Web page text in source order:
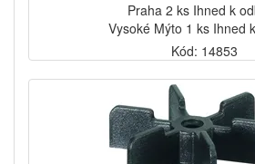
Praha 2 ks Ihned k
Vysoké Mýto 1 ks Ihned
Kód: 14853